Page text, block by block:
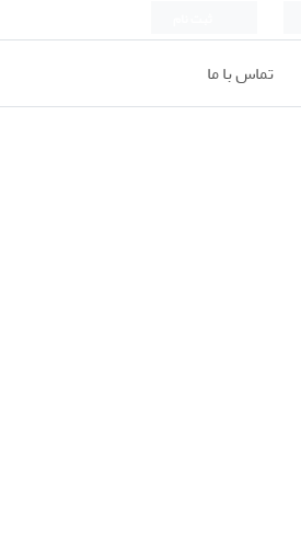
تماس با ما